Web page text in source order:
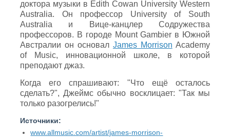
доктора музыки в Edith Cowan University Western
Australia. Он профессор University of South
Australia и Вице-канцлер Содружества
профессоров. В городе Mount Gambier в Южной
Австралии он основал James Morrison Academy
of Music, инновационной школе, в которой
преподают джаз.
Когда его спрашивают: "Что ещё осталось
сделать?", Джеймс обычно восклицает: "Так мы
только разогрелись!"
Источники:
www.allmusic.com/artist/james-morrison-